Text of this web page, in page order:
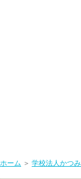
ホーム ＞ 学校法人かつ